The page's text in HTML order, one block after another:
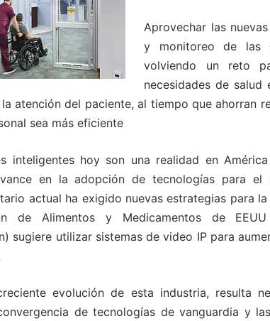
Aprovechar las
y monitoreo de las
volviendo un reto
necesidades de
atención del paciente, al tiempo que ahorran
sea más eficiente
inteligentes hoy son una realidad en
en la adopción de tecnologías para el
actual ha exigido nuevas estrategias para
de Alimentos y Medicamentos de
sugiere utilizar sistemas de video IP para
evolución de esta industria, resulta
de tecnologías de vanguardia y